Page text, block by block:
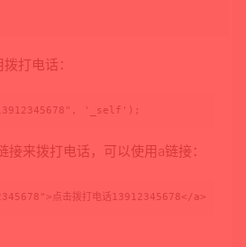
打电话：
'_self');
接来拨打电话，可以使用a链接：
点击拨打电话13912345678</a>